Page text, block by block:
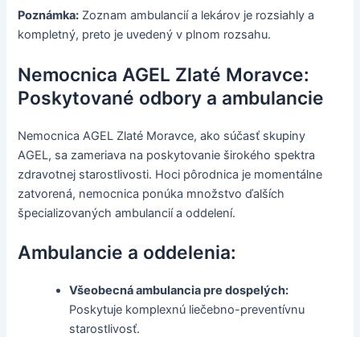
Poznámka: Zoznam ambulancií a lekárov je rozsiahly a
kompletný, preto je uvedený v plnom rozsahu.
Nemocnica AGEL Zlaté Moravce:
Poskytované odbory a ambulancie
Nemocnica AGEL Zlaté Moravce, ako súčasť skupiny
AGEL, sa zameriava na poskytovanie širokého spektra
zdravotnej starostlivosti. Hoci pôrodnica je momentálne
zatvorená, nemocnica ponúka množstvo ďalších
špecializovaných ambulancií a oddelení.
Ambulancie a oddelenia:
Všeobecná ambulancia pre dospelých:
Poskytuje komplexnú liečebno-preventívnu
starostlivosť.